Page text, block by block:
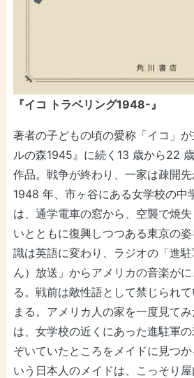
『イコ トラベリング1948-』
著者の子どもの頃の愛称「イコ」
ルの森1945』に続く13 歳から22
作品。戦争が終わり、一家は疎開先
1948 年、市ヶ谷にある女学校の中
は、通学電車の窓から、空襲で焼
いとともに復興しつつある東京の
識は英語に変わり、ラジオの「進
ん）放送」からアメリカの音楽がに
る。戦前は敵性語として禁じられ
まる。アメリカ人の家を一度見て
は、女学校の近くにあった進駐軍
ぞいていたところをメイドに見つ
いう日本人のメイドは、こっそり